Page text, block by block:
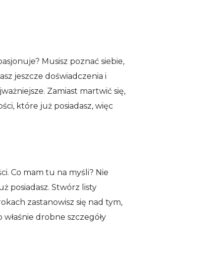
Musisz poznać siebie,
jeszcze doświadczenia i
Zamiast martwić się,
które już posiadasz, więc
Co mam tu na myśli? Nie
posiadasz. Stwórz listy
zastanowisz się nad tym,
drobne szczegóły